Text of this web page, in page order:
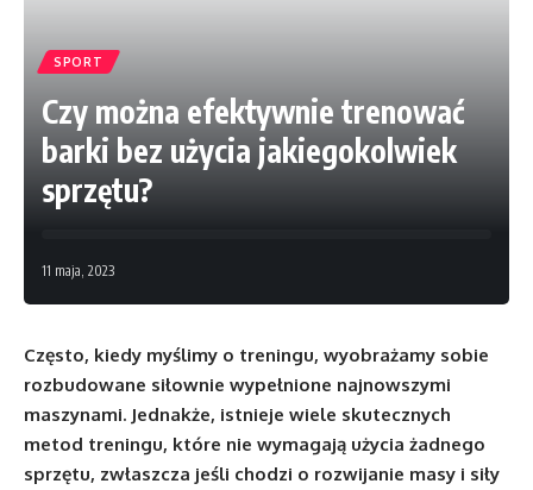
SPORT
Czy można efektywnie trenować
barki bez użycia jakiegokolwiek
sprzętu?
11 maja, 2023
Często, kiedy myślimy o treningu, wyobrażamy sobie
rozbudowane siłownie wypełnione najnowszymi
maszynami. Jednakże, istnieje wiele skutecznych
metod treningu, które nie wymagają użycia żadnego
sprzętu, zwłaszcza jeśli chodzi o rozwijanie masy i siły